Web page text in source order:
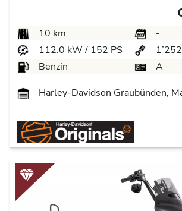
10 km
-
112.0 kW / 152 PS
Benzin
A
Harley-Davidson Graubünden,